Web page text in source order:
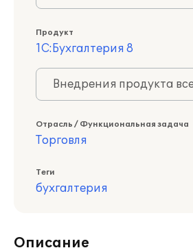
Продукт
1С:Бухгалтерия 8
Внедрения продукта
Отрасль / Функциональная задача
Торговля
Теги
бухгалтерия
Описание